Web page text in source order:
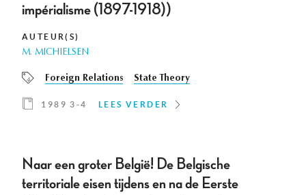
impérialisme (1897-1918))
AUTEUR(S)
M. MICHIELSEN
Foreign Relations State Theory
1989 3-4 LEES VERDER
Naar een groter België! De Belgische
territoriale eisen tijdens en na de Eerste